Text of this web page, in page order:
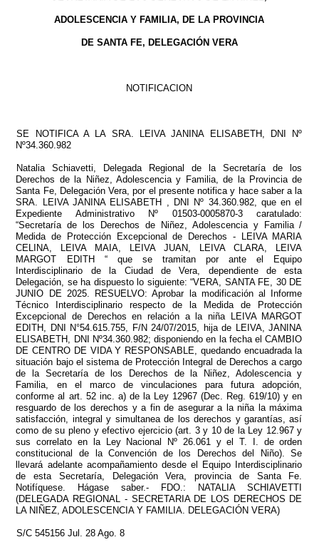
ADOLESCENCIA Y FAMILIA, DE LA PROVINCIA
DE SANTA FE, DELEGACIÓN VERA
NOTIFICACION
SE NOTIFICA A LA SRA. LEIVA JANINA ELISABETH, DNI Nº
Nº34.360.982
Natalia Schiavetti, Delegada Regional de la Secretaría de los
Derechos de la Niñez, Adolescencia y Familia, de la Provincia de
Santa Fe, Delegación Vera, por el presente notifica y hace saber a la
SRA. LEIVA JANINA ELISABETH , DNI Nº 34.360.982, que en el
Expediente Administrativo Nº 01503-0005870-3 caratulado:
“Secretaría de los Derechos de Niñez, Adolescencia y Familia /
Medida de Protección Excepcional de Derechos - LEIVA MARIA
CELINA, LEIVA MAIA, LEIVA JUAN, LEIVA CLARA, LEIVA
MARGOT EDITH “ que se tramitan por ante el Equipo
Interdisciplinario de la Ciudad de Vera, dependiente de esta
Delegación, se ha dispuesto lo siguiente: “VERA, SANTA FE, 30 DE
JUNIO DE 2025. RESUELVO: Aprobar la modificación al Informe
Técnico Interdisciplinario respecto de la Medida de Protección
Excepcional de Derechos en relación a la niña LEIVA MARGOT
EDITH, DNI N°54.615.755, F/N 24/07/2015, hija de LEIVA, JANINA
ELISABETH, DNI Nº34.360.982; disponiendo en la fecha el CAMBIO
DE CENTRO DE VIDA Y RESPONSABLE, quedando encuadrada la
situación bajo el sistema de Protección Integral de Derechos a cargo
de la Secretaría de los Derechos de la Niñez, Adolescencia y
Familia, en el marco de vinculaciones para futura adopción,
conforme al art. 52 inc. a) de la Ley 12967 (Dec. Reg. 619/10) y en
resguardo de los derechos y a fin de asegurar a la niña la máxima
satisfacción, integral y simultanea de los derechos y garantías, así
como de su pleno y efectivo ejercicio (art. 3 y 10 de la Ley 12.967 y
sus correlato en la Ley Nacional Nº 26.061 y el T. I. de orden
constitucional de la Convención de los Derechos del Niño). Se
llevará adelante acompañamiento desde el Equipo Interdisciplinario
de esta Secretaría, Delegación Vera, provincia de Santa Fe.
Notifíquese. Hágase saber.- FDO.: NATALIA SCHIAVETTI
(DELEGADA REGIONAL - SECRETARIA DE LOS DERECHOS DE
LA NIÑEZ, ADOLESCENCIA Y FAMILIA. DELEGACIÓN VERA)
S/C 545156 Jul. 28 Ago. 8